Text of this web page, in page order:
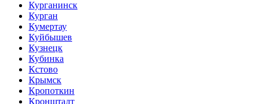
Курганинск
Курган
Кумертау
Куйбышев
Кузнецк
Кубинка
Кстово
Крымск
Кропоткин
Кронштадт